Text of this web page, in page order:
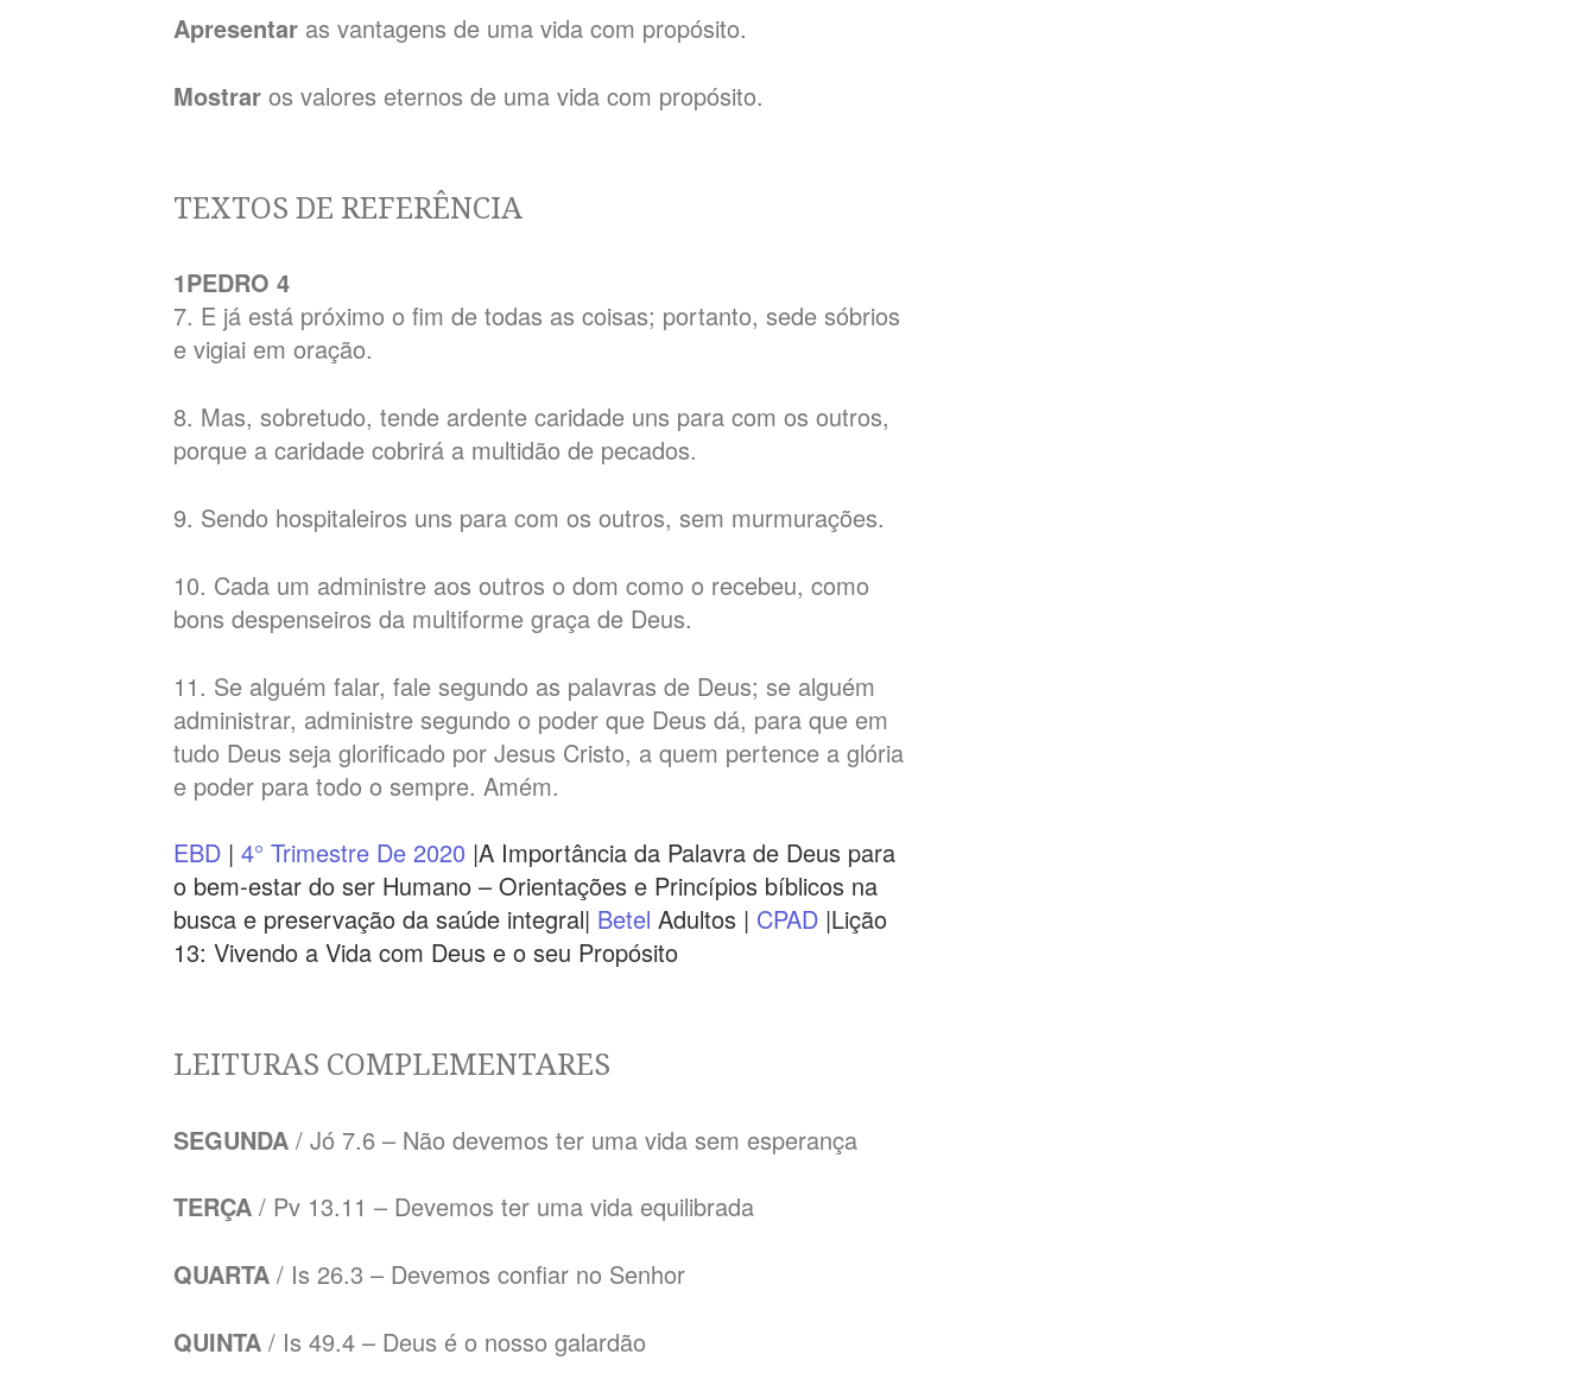
Apresentar as vantagens de uma vida com propósito.
Mostraros valores eternos de uma vida com propósito.
TEXTOS DE REFERÊNCIA
1PEDRO 4
7. E já está próximo o fim de todas as coisas; portanto, sede sóbrios
e vigiai em oração.
8. Mas, sobretudo, tende ardente caridade uns para com os outros,
porque a caridade cobrirá a multidão de pecados.
9. Sendo hospitaleiros uns para com os outros, sem murmurações.
10. Cada um administre aos outros o dom como o recebeu, como
bons despenseiros da multiforme graça de Deus.
11. Se alguém falar, fale segundo as palavras de Deus; se alguém
administrar, administre segundo o poder que Deus dá, para que em
tudo Deus seja glorificado por Jesus Cristo, a quem pertence a glória
e poder para todo o sempre. Amém.
EBD |4° Trimestre De 2020 |A Importância da Palavra de Deus para
o bem-estar do ser Humano – Orientações e Princípios bíblicos na
busca e preservação da saúde integral| Betel Adultos | CPAD |Lição
13: Vivendo a Vida com Deus e o seu Propósito
LEITURAS COMPLEMENTARES
SEGUNDA/ Jó 7.6 – Não devemos ter uma vida sem esperança
TERÇA/ Pv 13.11 – Devemos ter uma vida equilibrada
QUARTA/ Is 26.3 – Devemos confiar no Senhor
QUINTA/ Is 49.4 – Deus é o nosso galardão